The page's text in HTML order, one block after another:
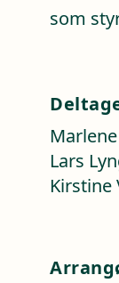
som
Lars
Kirstine